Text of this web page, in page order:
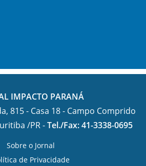
IMPACTO PARANÁ
815 - Casa 18 - Campo Comprido
/PR -Tel./Fax: 41-3338-0695
Sobre o Jornal
de Privacidade